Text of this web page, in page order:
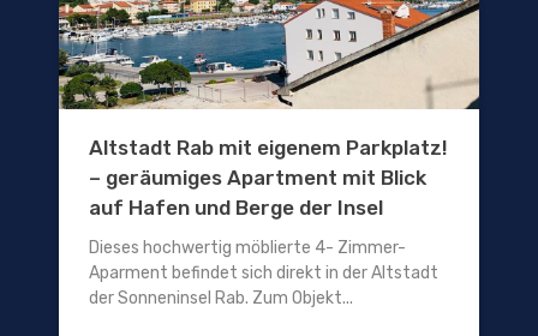
Altstadt Rab mit eigenem Parkplatz!
– geräumiges Apartment mit Blick
auf Hafen und Berge der Insel
Dieses hochwertig möblierte 4- Zimmer-
Aparment befindet sich direkt in der Altstadt
der Sonneninsel Rab. Zum Objekt...